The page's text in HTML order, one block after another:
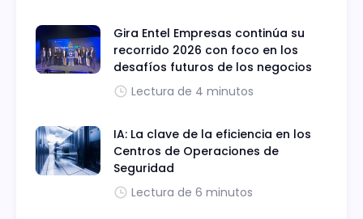
Gira Entel Empresas continúa su
recorrido 2026 con foco en los
desafíos futuros de los negocios
Lectura de 4 minutos
IA: La clave de la eficiencia en los
Centros de Operaciones de
Seguridad
Lectura de 6 minutos